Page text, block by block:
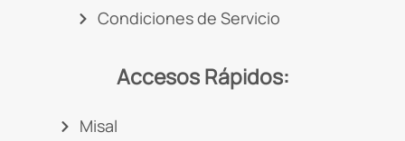
Condiciones de Servicio
Accesos Rápidos:
Misal